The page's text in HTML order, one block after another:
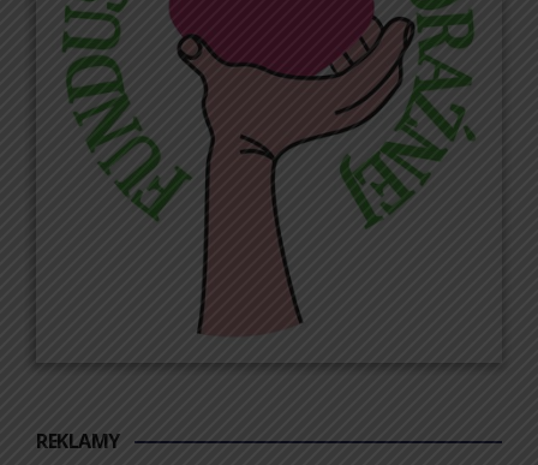
REKLAMY